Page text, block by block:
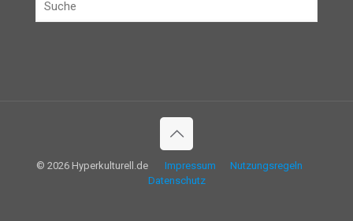
© 2026 Hyperkulturell.de Impressum
Nutzungsregeln
Datenschutz